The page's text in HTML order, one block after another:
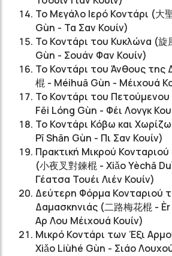
Το Μεγάλο Ιερό Κοντάρι (大
Gùn - Τα Σαν Κουίν)
Το Κοντάρι του Κυκλώνα (旋
Gùn - Σουάν Φαν Κουίν)
Το Κοντάρι του Άνθους της
棍 - Méihuā Gùn - Μέιχουά
Το Κοντάρι του
Fēi Lóng Gùn - Φέι Λονγκ
Το Κοντάρι Κόβω και
Pī Shān Gùn - Πι Σαν Κουίν)
Πρακτική Μικρού
(小夜叉對鍊棍 - Xiǎo Yèchā
Γέατσα Τουέι Λιέν Κουίν)
Δεύτερη Φόρμα Κονταριού
Δαμασκηνιάς (二路梅花棍 -
Αρ Λου Μέιχουά Κουίν)
Μικρό Κοντάρι των Έξι
Xiǎo Liùhé Gùn - Σιάο